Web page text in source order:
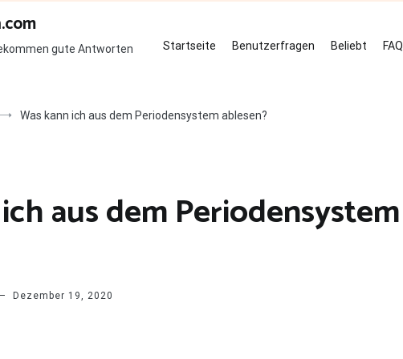
gute Antworten Startseite Benutzerfragen Beliebt FAQ
Was kann ich aus dem Periodensystem ablesen?
aus dem Periodensystem
Dezember 19, 2020